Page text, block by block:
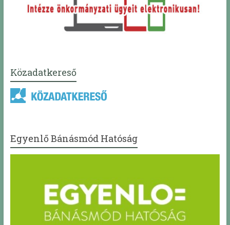
Közadatkereső
Egyenlő Bánásmód Hatóság